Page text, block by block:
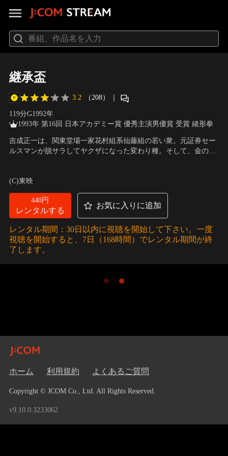
継承盃
3.2 （208） ｜
119分G1992年
1993年 第16回 日本アカデミー賞 優秀主演男優賞 受賞 緒形拳
吉成正一は、関東堂場一家花村組系仙藤組の若い衆。元証券セー
ルスマンが脱サラしてヤクザになった変わり種。そして、金の取
を花村組々長が継ぐことになったことから、その“継承式”の執行
実務担当として親分の仙藤組長が任命され…。
(C)東映
440円
レンタルする
お気に入りに追加
レンタル期間：30日以内に視聴を開始して下さい。一度
視聴を開始すると、7日（168時間）でレンタル期間が終
了します。
ホーム 利用規約 よくあるご質問
Copyright © JCOM Co., Ltd. All Rights Reserved.
v9.10.0.3233062